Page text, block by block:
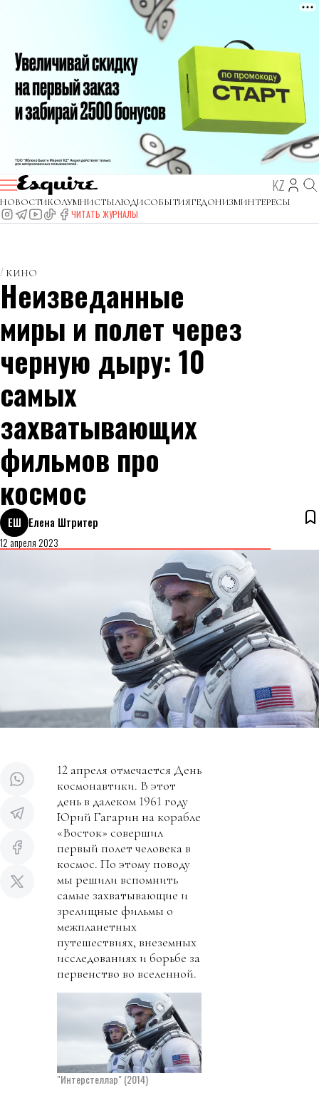
KZ
НОВОСТИКОЛУМНИСТЫЛЮДИСОБЫТИЯГЕДОНИЗМИНТЕРЕСЫ
ЧИТАТЬ ЖУРНАЛЫ
КИНО
Неизведанные
миры и полет через
черную дыру: 10
самых
захватывающих
фильмов про
космос
ЕШ Елена Штритер
12 апреля 2023
12 апреля отмечается День
космонавтики. В этот
день в далеком 1961 году
Юрий Гагарин на корабле
«Восток» совершил
первый полет человека в
космос. По этому поводу
мы решили вспомнить
самые захватывающие и
зрелищные фильмы о
межпланетных
путешествиях, внеземных
исследованиях и борьбе за
первенство во вселенной.
"Интерстеллар" (2014)